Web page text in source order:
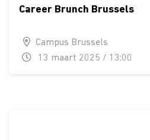
Career Brunch Brussels
Campus Brussels
13 maart 2025 / 13:00